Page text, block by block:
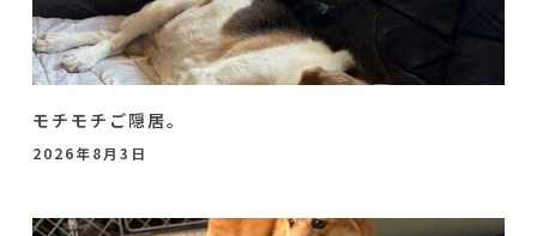
モチモチご隠居。
2026年8月3日